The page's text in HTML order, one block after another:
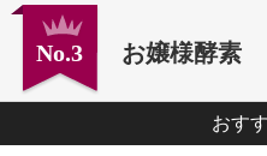
No.3 お嬢様酵素
おす